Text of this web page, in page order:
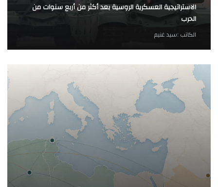
الاستراتيجية العسكرية الروسية بعد أكثر من أربع سنوات من
الحرب
الكاتب :سيد غنيم